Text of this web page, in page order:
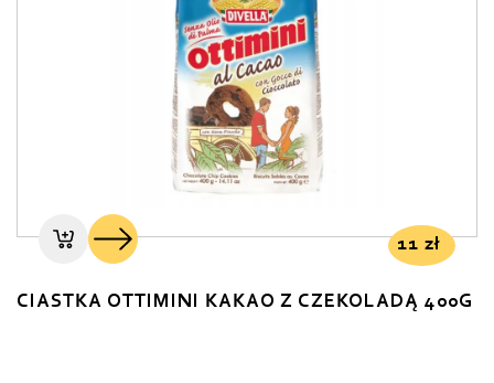
11 zł
CIASTKA OTTIMINI KAKAO Z CZEKOLADĄ 400G